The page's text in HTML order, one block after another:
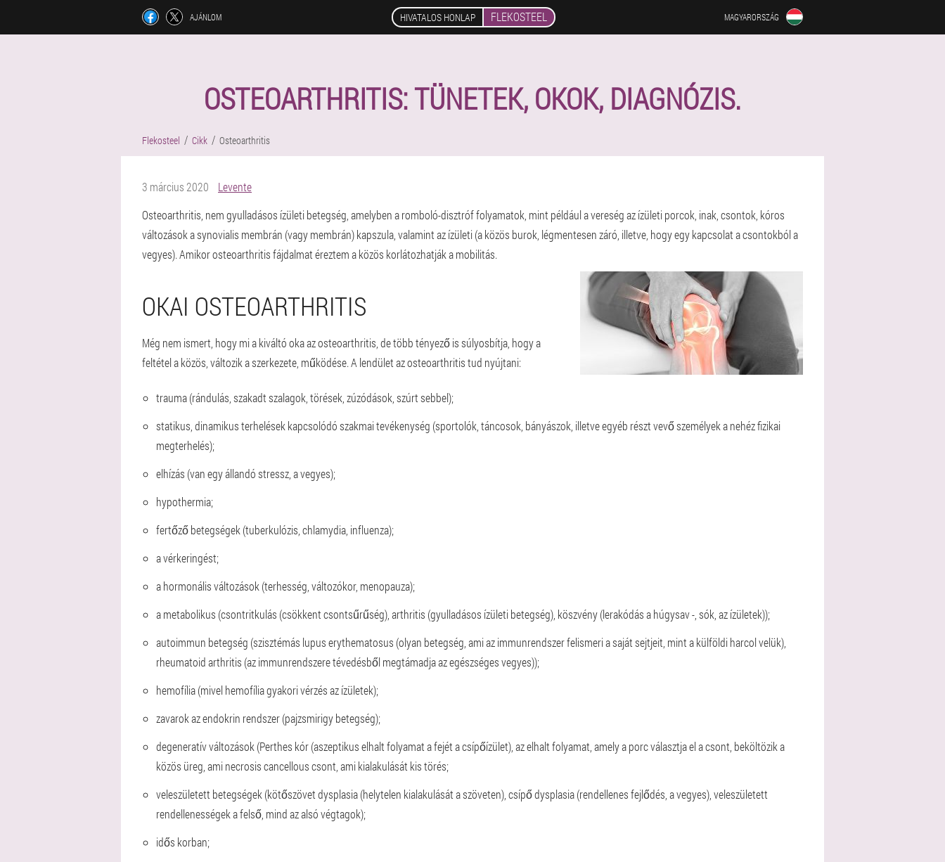
AJÁNLOM HIVATALOS HONLAP FLEKOSTEEL MAGYARORSZÁG
OSTEOARTHRITIS: TÜNETEK, OKOK, DIAGNÓZIS.
Flekosteel Cikk Osteoarthritis
3 március 2020
Levente
Osteoarthritis, nem gyulladásos ízületi betegség, amelyben a romboló-disztróf folyamatok, mint például a vereség az ízületi porcok, inak, csontok, kóros
változások a synovialis membrán (vagy membrán) kapszula, valamint az ízületi (a közös burok, légmentesen záró, illetve, hogy egy kapcsolat a csontokból a
vegyes). Amikor osteoarthritis fájdalmat éreztem a közös korlátozhatják a mobilitás.
OKAI OSTEOARTHRITIS
Még nem ismert, hogy mi a kiváltó oka az osteoarthritis, de több tényező is súlyosbítja, hogy a
feltétel a közös, változik a szerkezete, működése. A lendület az osteoarthritis tud nyújtani:
trauma (rándulás, szakadt szalagok, törések, zúzódások, szúrt sebbel);
statikus, dinamikus terhelések kapcsolódó szakmai tevékenység (sportolók, táncosok, bányászok, illetve egyéb részt vevő személyek a nehéz fizikai
megterhelés);
elhízás (van egy állandó stressz, a vegyes);
hypothermia;
fertőző betegségek (tuberkulózis, chlamydia, influenza);
a vérkeringést;
a hormonális változások (terhesség, változókor, menopauza);
a metabolikus (csontritkulás (csökkent csontsűrűség), arthritis (gyulladásos ízületi betegség), köszvény (lerakódás a húgysav -, sók, az ízületek));
autoimmun betegség (szisztémás lupus erythematosus (olyan betegség, ami az immunrendszer felismeri a saját sejtjeit, mint a külföldi harcol velük),
rheumatoid arthritis (az immunrendszere tévedésből megtámadja az egészséges vegyes));
hemofília (mivel hemofília gyakori vérzés az ízületek);
zavarok az endokrin rendszer (pajzsmirigy betegség);
degeneratív változások (Perthes kór (aszeptikus elhalt folyamat a fejét a csípőízület), az elhalt folyamat, amely a porc választja el a csont, beköltözik a
közös üreg, ami necrosis cancellous csont, ami kialakulását kis törés;
veleszületett betegségek (kötőszövet dysplasia (helytelen kialakulását a szöveten), csípő dysplasia (rendellenes fejlődés, a vegyes), veleszületett
rendellenességek a felső, mind az alsó végtagok);
idős korban;